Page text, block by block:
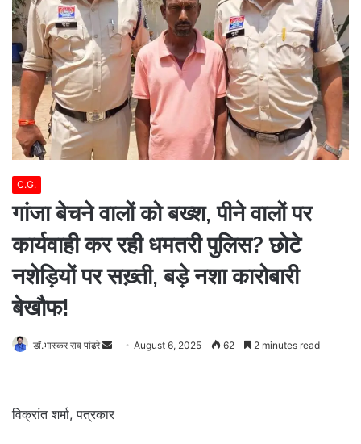
C.G.
गांजा बेचने वालों को बख्श, पीने वालों पर
कार्यवाही कर रही धमतरी पुलिस? छोटे
नशेड़ियों पर सख़्ती, बड़े नशा कारोबारी
बेखौफ!
डॉ.भास्कर राव पांढरे
Send August 6, 2025 62 2 minutes read
विक्रांत शर्मा, पत्रकार